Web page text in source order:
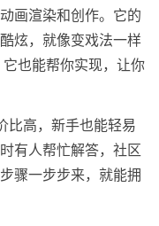
画渲染和创作。它的
炫，就像变戏法一样
也能帮你实现，让你
比高，新手也能轻易
有人帮忙解答，社区
骤一步步来，就能拥